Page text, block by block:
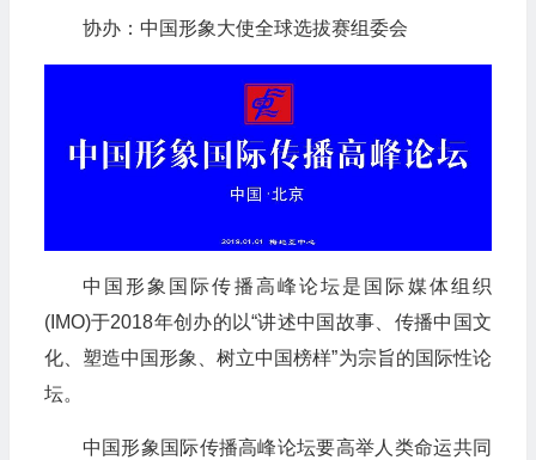
协办：中国形象大使全球选拔赛组委会
中国形象国际传播高峰论坛是国际媒体组织
(IMO)于2018年创办的以“讲述中国故事、传播中国文
化、塑造中国形象、树立中国榜样”为宗旨的国际性论
坛。
中国形象国际传播高峰论坛要高举人类命运共同